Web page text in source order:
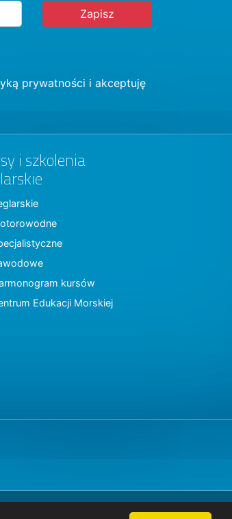
prywatności i akceptuję
i szkolenia
kursów
Edukacji Morskiej